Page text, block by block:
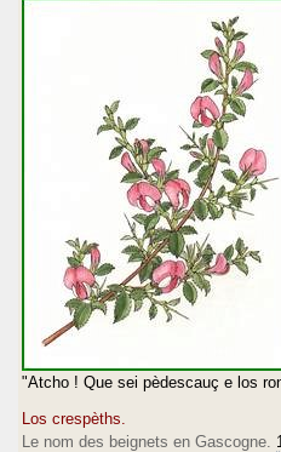
"Atcho ! Que sei pèdescauç e los
Los crespèths.
Le nom des beignets en Gascogne.